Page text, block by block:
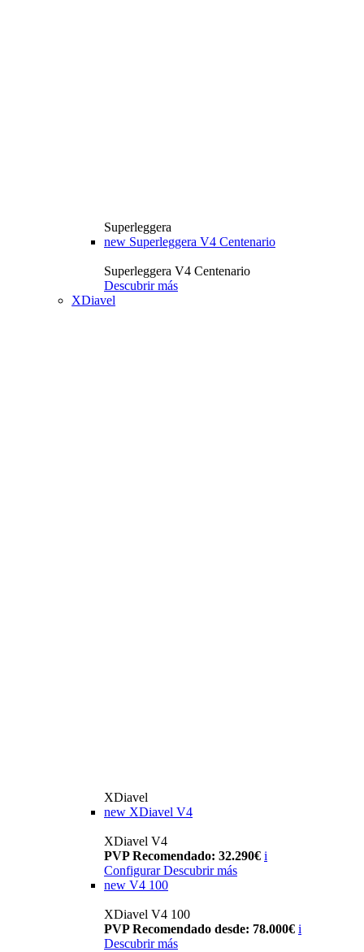
Superleggera
new Superleggera V4 Centenario
Superleggera V4 Centenario
Descubrir más
XDiavel
XDiavel
new XDiavel V4
XDiavel V4
PVP Recomendado: 32.290€ i
Configurar Descubrir más
new V4 100
XDiavel V4 100
PVP Recomendado desde: 78.000€ i
Descubrir más